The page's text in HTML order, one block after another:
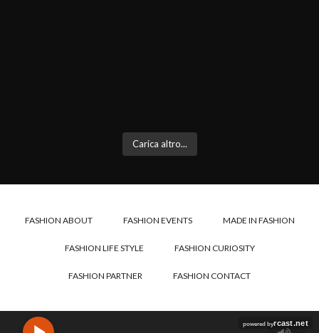
Carica altro...
FASHION ABOUT FASHION EVENTS MADE IN FASHION
FASHION LIFE STYLE FASHION CURIOSITY
FASHION PARTNER FASHION CONTACT